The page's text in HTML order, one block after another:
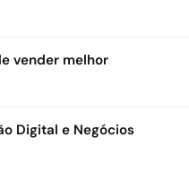
vender melhor
Digital e Negócios